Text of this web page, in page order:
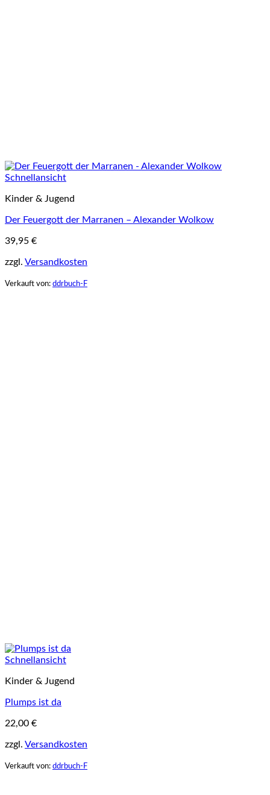
Schnellansicht
Kinder & Jugend
Der Feuergott der Marranen – Alexander Wolkow
39,95 €
zzgl. Versandkosten
Verkauft von: ddrbuch-F
Schnellansicht
Kinder & Jugend
Plumps ist da
22,00 €
zzgl. Versandkosten
Verkauft von: ddrbuch-F